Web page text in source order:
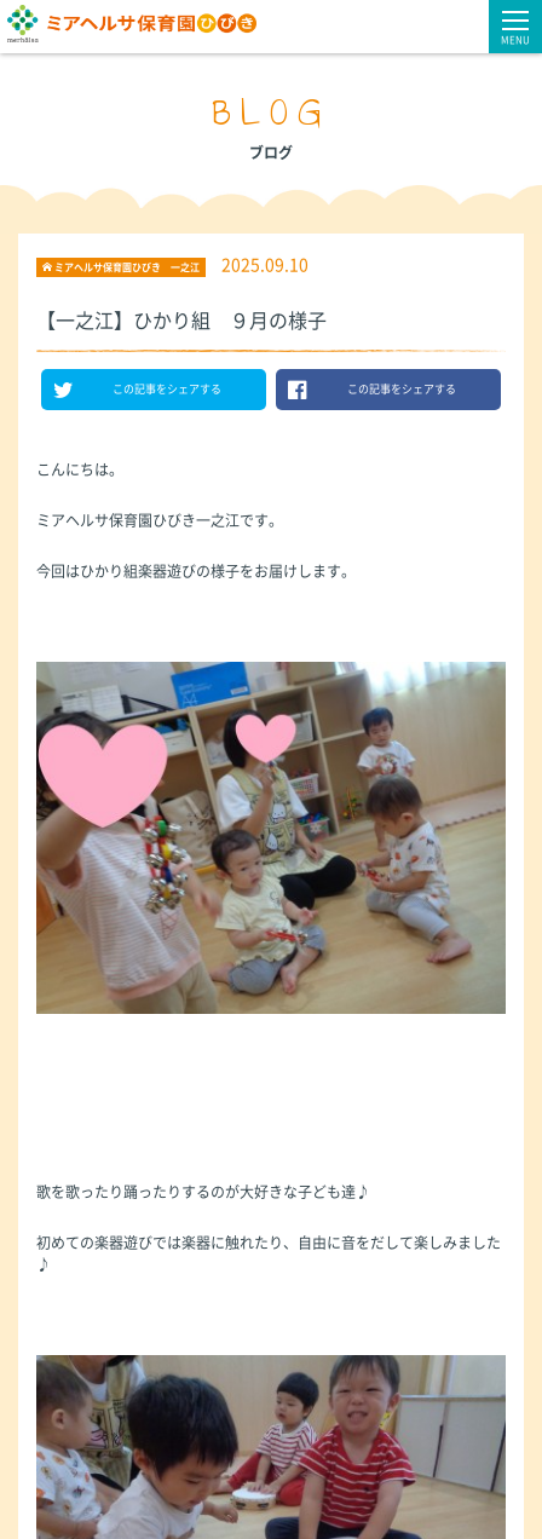
MENU
BLOG
ブログ
ミアヘルサ保育園ひびき 一之江 2025.09.10
【一之江】ひかり組 ９月の様子
この記事をシェアする この記事をシェアする
こんにちは。
ミアヘルサ保育園ひびき一之江です。
今回はひかり組楽器遊びの様子をお届けします。
歌を歌ったり踊ったりするのが大好きな子ども達♪
初めての楽器遊びでは楽器に触れたり、自由に音をだして楽しみました
♪